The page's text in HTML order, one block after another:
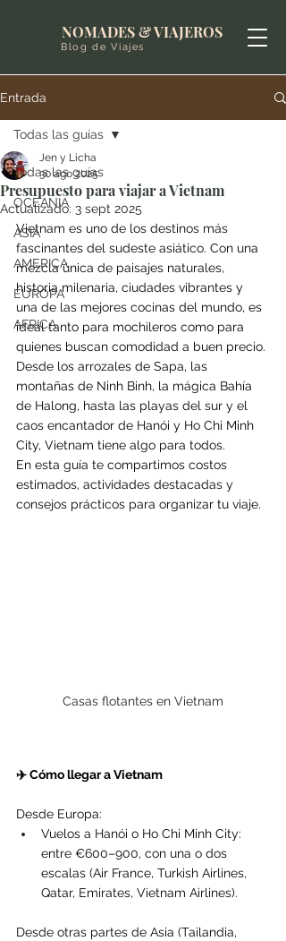
NOMADES & VIAJEROS
Blog de Viajes
Entrada
Todas las guías
OCEANIA
ASIA
AMERICA
EUROPA
AFRICA
Todas las guías
Presupuesto para viajar a Vietnam
Jen y Licha
30 ago 2025
Actualizado: 3 sept 2025
Vietnam es uno de los destinos más
fascinantes del sudeste asiático. Con una
mezcla única de paisajes naturales,
historia milenaria, ciudades vibrantes y
una de las mejores cocinas del mundo, es
ideal tanto para mochileros como para
quienes buscan comodidad a buen precio.
Desde los arrozales de Sapa, las
montañas de Ninh Binh, la mágica Bahía
de Halong, hasta las playas del sur y el
caos encantador de Hanói y Ho Chi Minh
City, Vietnam tiene algo para todos.
En esta guía te compartimos costos
estimados, actividades destacadas y
consejos prácticos para organizar tu viaje.
Casas flotantes en Vietnam
✈️ Cómo llegar a Vietnam
Desde Europa:
Vuelos a Hanói o Ho Chi Minh City:
entre €600–900, con una o dos
escalas (Air France, Turkish Airlines,
Qatar, Emirates, Vietnam Airlines).
Desde otras partes de Asia (Tailandia,